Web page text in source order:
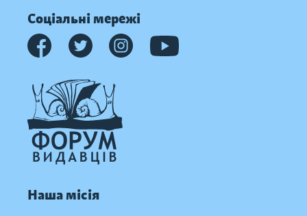
Соціальні мережі
Наша місія